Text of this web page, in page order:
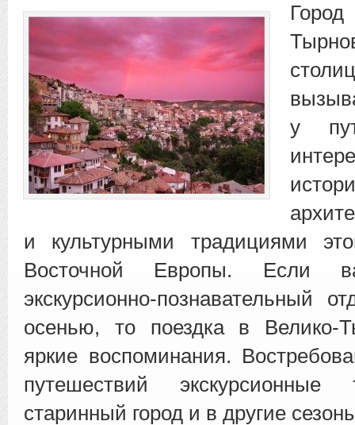
у
и культурными традициями
Восточной Европы. Если
экскурсионно-познавательный
осенью, то поездка в Велико-
яркие воспоминания.
путешествий
старинный город и в другие